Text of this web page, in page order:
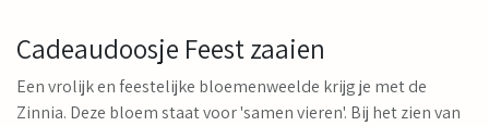
Cadeaudoosje Feest zaaien
Een vrolijk en feestelijke bloemenweelde krijg je met de
Zinnia. Deze bloem staat voor 'samen vieren'. Bij het zien van